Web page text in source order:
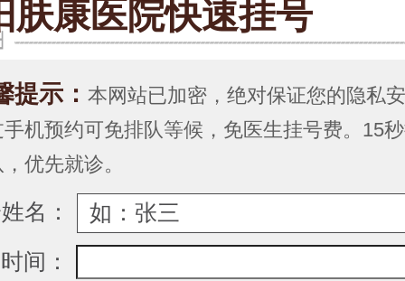
肤康医院快速挂号
提示： 本网站已加密，绝对保证您的隐私
机预约可免排队等候，免医生挂号费。15
优先就诊。
名：
间：